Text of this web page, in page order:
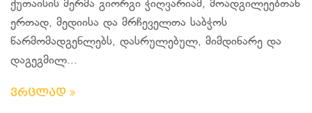
ქუთაისის მერმა გიორგი ჭიღვარიამ, მოადგილეებთან
ერთად, მედიისა და მრჩეველთა საბჭოს
წარმომადგენლებს, დასრულებულ, მიმდინარე და
დაგეგმილ...
ვრცლად